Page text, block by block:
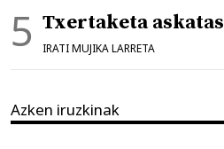
Txertaketa
IRATI MUJIKA LARRETA
Azken iruzkinak